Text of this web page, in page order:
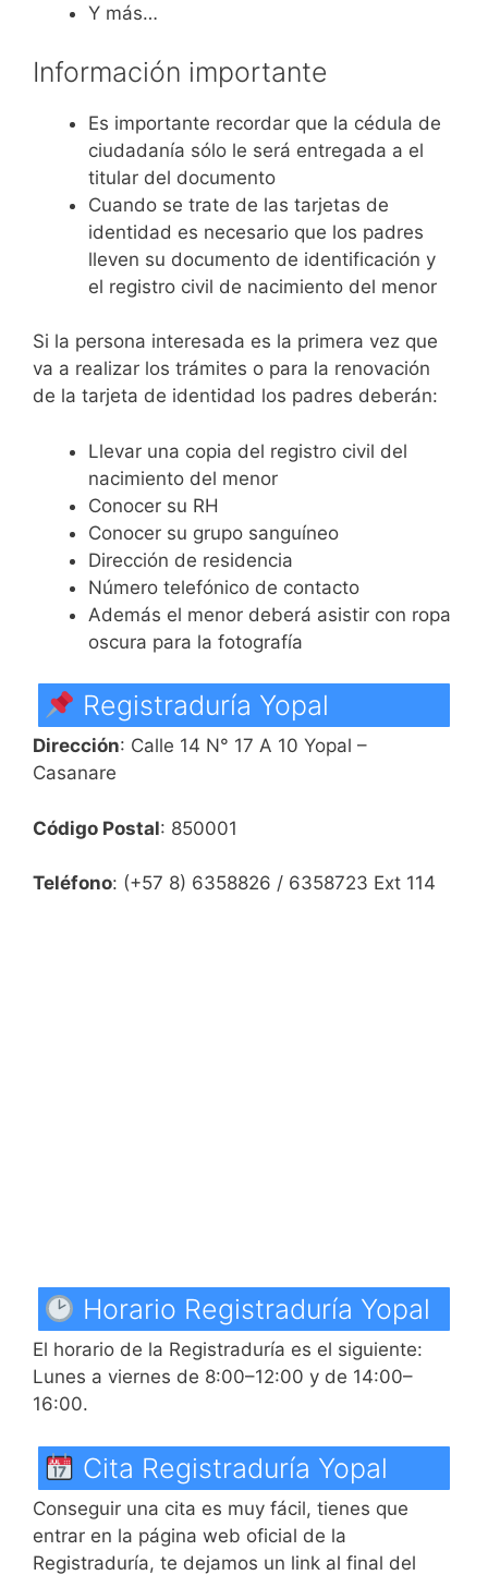
Y más…
Información importante
Es importante recordar que la cédula de
ciudadanía sólo le será entregada a el
titular del documento
Cuando se trate de las tarjetas de
identidad es necesario que los padres
lleven su documento de identificación y
el registro civil de nacimiento del menor
Si la persona interesada es la primera vez que
va a realizar los trámites o para la renovación
de la tarjeta de identidad los padres deberán:
Llevar una copia del registro civil del
nacimiento del menor
Conocer su RH
Conocer su grupo sanguíneo
Dirección de residencia
Número telefónico de contacto
Además el menor deberá asistir con ropa
oscura para la fotografía
Registraduría Yopal
Dirección: Calle 14 N° 17 A 10 Yopal –
Casanare
Código Postal: 850001
Teléfono: (+57 8) 6358826 / 6358723 Ext 114
Horario Registraduría Yopal
El horario de la Registraduría es el siguiente:
Lunes a viernes de 8:00–12:00 y de 14:00–
16:00.
Cita Registraduría Yopal
Conseguir una cita es muy fácil, tienes que
entrar en la página web oficial de la
Registraduría, te dejamos un link al final del